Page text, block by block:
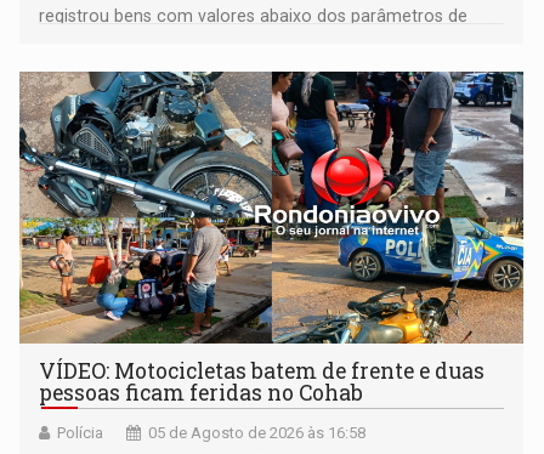
registrou bens com valores abaixo dos parâmetros de
milhões
VÍDEO: Motocicletas batem de frente e duas
pessoas ficam feridas no Cohab
Polícia 05 de Agosto de 2026 às 16:58